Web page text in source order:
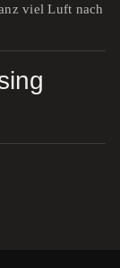
viel Luft nach